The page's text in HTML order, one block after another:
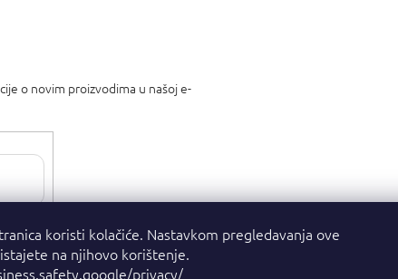
koristi kolačiće. Nastavkom pregledavanja ove
na njihovo korištenje.
privacy/
o novim proizvodima u našoj e-